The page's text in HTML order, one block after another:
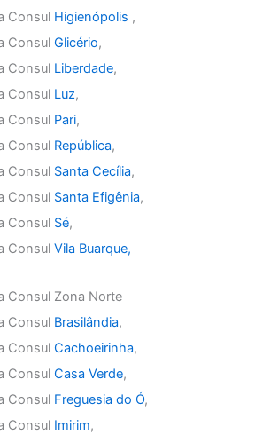
Consul Higienópolis ,
ConsulGlicério,
Consul Liberdade,
Consul Luz,
Consul Pari,
Consul República,
Consul Santa Cecília,
Consul Santa Efigênia,
Consul Sé,
ConsulVila Buarque,
Consul Zona Norte
Consul Brasilândia,
ConsulCachoeirinha,
ConsulCasa Verde,
Consul Freguesia do Ó,
Consul Imirim,